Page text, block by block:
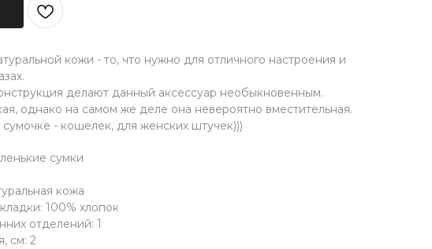
кожи - то, что нужно для отличного настроения и
делают данный аксессуар необыкновенным.
однако на самом же деле она невероятно вместительная.
- кошелек, для женских штучек)))
сумки
кожа
100% хлопок
отделений: 1
см: 2